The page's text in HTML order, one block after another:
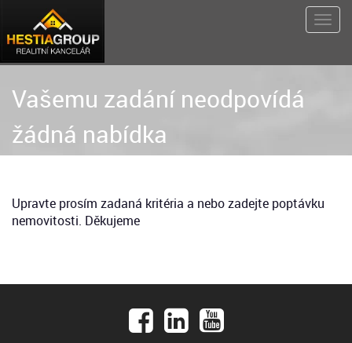
Vašemu zadání neodpovídá
žádná nabídka
Upravte prosím zadaná kritéria a nebo zadejte poptávku
nemovitosti. Děkujeme